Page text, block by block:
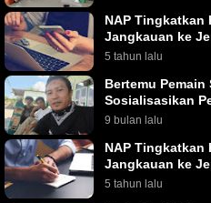
NAP Tingkatkan
Jangkauan ke
5 tahun lalu
Bertemu
Sosialisasikan
9 bulan lalu
NAP Tingkatkan
Jangkauan ke
5 tahun lalu